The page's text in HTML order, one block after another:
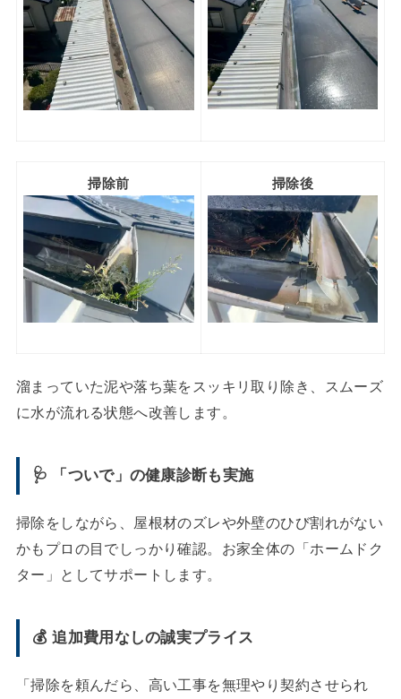
掃除前 掃除後
溜まっていた泥や落ち葉をスッキリ取り除き、スムーズ
に水が流れる状態へ改善します。
🩺 「ついで」の健康診断も実施
掃除をしながら、屋根材のズレや外壁のひび割れがない
かもプロの目でしっかり確認。お家全体の「ホームドク
ター」としてサポートします。
💰 追加費用なしの誠実プライス
「掃除を頼んだら、高い工事を無理やり契約させられ